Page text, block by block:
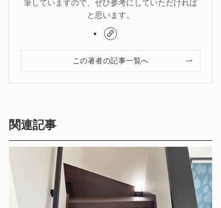
筆していますので、ぜひ参考にしていただければ
と思います。
この著者の記事一覧へ
関連記事